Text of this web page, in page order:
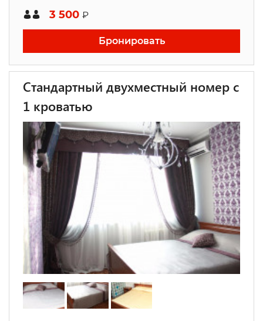
3 500 ₽
Бронировать
Стандартный двухместный номер с
1 кроватью